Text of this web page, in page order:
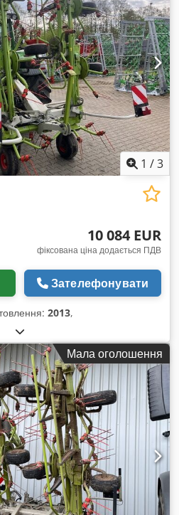
1 /3
10 084 EUR
фіксована ціна додається ПДВ
Зателефонувати
2013,
Мала оголошення